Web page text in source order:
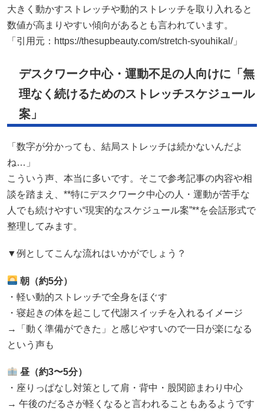
大きく動かすストレッチや動的ストレッチを取り入れると
数値が高まりやすい傾向があるとも言われています。
「引用元：https://thesupbeauty.com/stretch-syouhikal/」
デスクワーク中心・運動不足の人向けに「無
理なく続けるためのストレッチスケジュール
案」
「数字が分かっても、結局ストレッチは続かないんだよ
ね…」
こういう声、本当に多いです。そこで参考記事の内容や相
談を踏まえ、**特にデスクワーク中心の人・運動が苦手な
人でも続けやすい“現実的なスケジュール案”**を会話形式で
整理してみます。
▼例としてこんな流れはいかがでしょう？
朝（約5分）
・軽い動的ストレッチで全身をほぐす
・寝起きの体を起こして代謝スイッチを入れるイメージ
→「動く準備ができた」と感じやすいので一日が楽になる
という声も
昼（約3〜5分）
・座りっぱなし対策として肩・背中・股関節まわり中心
→ 午後のだるさが軽くなると言われることもあるようです